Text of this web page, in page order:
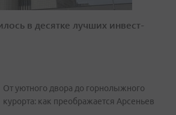
в десятке лучших инвест-
От уютного двора до горнолыжного
курорта: как преображается Арсеньев